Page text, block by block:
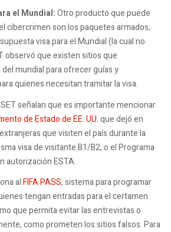
el Mundial:Otro producto que puede
cibercrimen son los paquetes armados,
visa para el Mundial (la cual no
observó que existen sitios que
mundial para ofrecer guías y
quienes necesitan tramitar la visa.
señalan que es importante mencionar
de Estado de EE. UU.que dejó en
que visiten el país durante la
visa de visitante B1/B2, o el Programa
autorización ESTA.
alFIFA PASS, sistema para programar
tengan entradas para el certamen.
que permita evitar las entrevistas o
como prometen los sitios falsos. Para